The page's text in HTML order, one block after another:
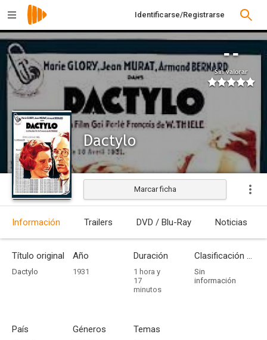
Identificarse/Registrarse
--
Sin valorar
Dactylo
Estrenada
Marcar ficha
Información Trailers DVD / Blu-Ray Noticias
Título original
Dactylo
Año
1931
Duración
1 hora y
17
minutos
Clasificación por edades
Sin
información
País Géneros Temas